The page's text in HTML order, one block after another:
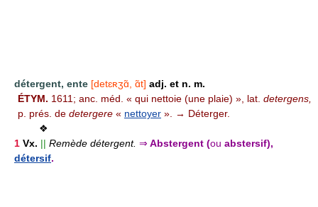
détergent, ente [detɛʀʒɑ̃, ɑ̃t] adj. et n. m.
ÉTYM. 1611; anc. méd. « qui nettoie (une plaie) », lat. detergens,
p. prés. de detergere « nettoyer ». → Déterger.
❖
1 Vx. || Remède détergent. ⇒ Abstergent (ou abstersif),
détersif.